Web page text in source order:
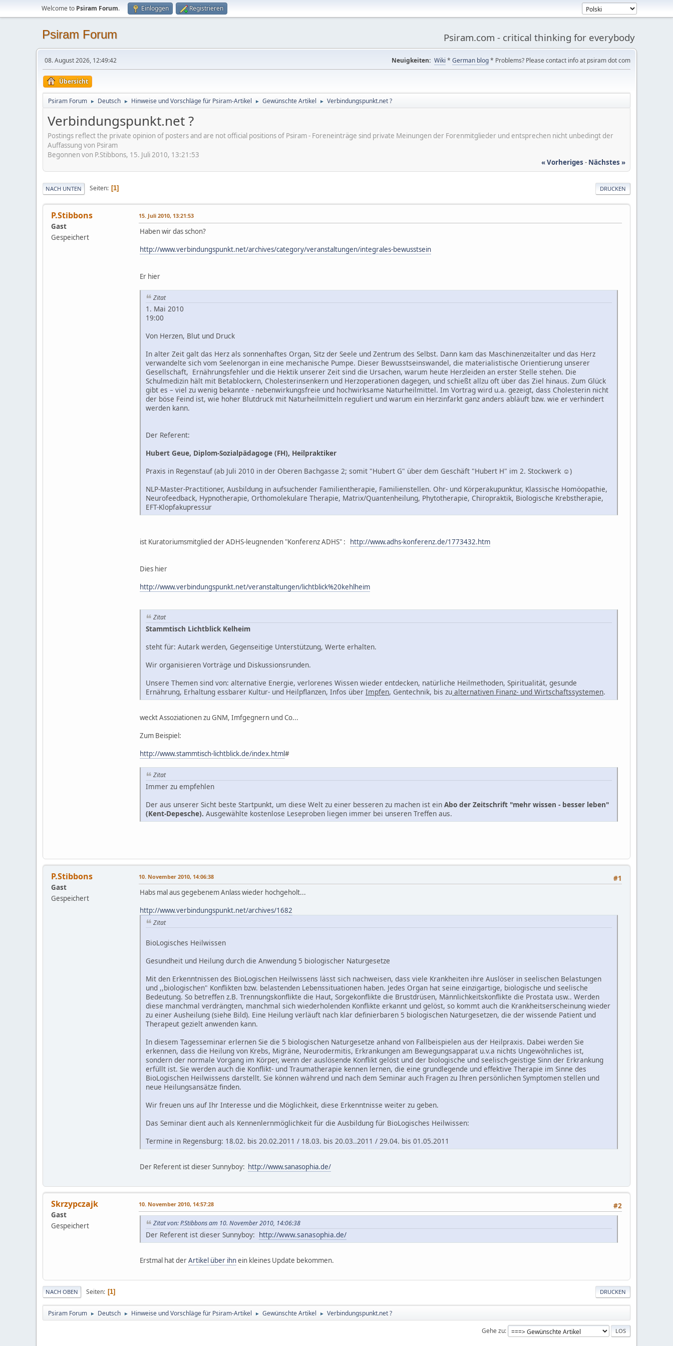
Welcome to Psiram Forum. Einloggen Registrieren
Psiram Forum Psiram.com - critical thinking for everybody
08. August 2026, 12:49:42 Neuigkeiten: Wiki * German blog* Problems? Please contact info at psiram dot com
Übersicht
Psiram Forum ► Deutsch ► Hinweise und Vorschläge für Psiram-Artikel ► Gewünschte Artikel ► Verbindungspunkt.net ?
Verbindungspunkt.net ?
Postings reflect the private opinion of posters and are not official positions of Psiram - Foreneinträge sind private Meinungen der Forenmitglieder und entsprechen nicht unbedingt der
Auffassung von Psiram
Begonnen von P.Stibbons, 15. Juli 2010, 13:21:53
« Vorheriges - Nächstes »
DRUCKEN
NACH UNTEN Seiten 1
P.Stibbons
Gast
Gespeichert
15. Juli 2010, 13:21:53
Haben wir das schon?
http://www.verbindungspunkt.net/archives/category/veranstaltungen/integrales-bewusstsein
Er hier
Zitat
1. Mai 2010
19:00
Von Herzen, Blut und Druck
In alter Zeit galt das Herz als sonnenhaftes Organ, Sitz der Seele und Zentrum des Selbst. Dann kam das Maschinenzeitalter und das Herz
verwandelte sich vom Seelenorgan in eine mechanische Pumpe. Dieser Bewusstseinswandel, die materialistische Orientierung unserer
Gesellschaft, Ernährungsfehler und die Hektik unserer Zeit sind die Ursachen, warum heute Herzleiden an erster Stelle stehen. Die
Schulmedizin hält mit Betablockern, Cholesterinsenkern und Herzoperationen dagegen, und schießt allzu oft über das Ziel hinaus. Zum Glück
gibt es – viel zu wenig bekannte - nebenwirkungsfreie und hochwirksame Naturheilmittel. Im Vortrag wird u.a. gezeigt, dass Cholesterin nicht
der böse Feind ist, wie hoher Blutdruck mit Naturheilmitteln reguliert und warum ein Herzinfarkt ganz anders abläuft bzw. wie er verhindert
werden kann.
Der Referent:
Hubert Geue, Diplom-Sozialpädagoge (FH), Heilpraktiker
Praxis in Regenstauf (ab Juli 2010 in der Oberen Bachgasse 2; somit "Hubert G" über dem Geschäft "Hubert H" im 2. Stockwerk ☺)
NLP-Master-Practitioner, Ausbildung in aufsuchender Familientherapie, Familienstellen. Ohr- und Körperakupunktur, Klassische Homöopathie,
Neurofeedback, Hypnotherapie, Orthomolekulare Therapie, Matrix/Quantenheilung, Phytotherapie, Chiropraktik, Biologische Krebstherapie,
EFT-Klopfakupressur
ist Kuratoriumsmitglied der ADHS-leugnenden "Konferenz ADHS" : http://www.adhs-konferenz.de/1773432.htm
Dies hier
http://www.verbindungspunkt.net/veranstaltungen/lichtblick%20kehlheim
Zitat
Stammtisch Lichtblick Kelheim
steht für: Autark werden, Gegenseitige Unterstützung, Werte erhalten.
Wir organisieren Vorträge und Diskussionsrunden.
Unsere Themen sind von: alternative Energie, verlorenes Wissen wieder entdecken, natürliche Heilmethoden, Spiritualität, gesunde
Ernährung, Erhaltung essbarer Kultur- und Heilpflanzen, Infos über Impfen, Gentechnik, bis zu alternativen Finanz- und Wirtschaftssystemen.
weckt Assoziationen zu GNM, Imfgegnern und Co...
Zum Beispiel:
http://www.stammtisch-lichtblick.de/index.html#
Zitat
Immer zu empfehlen
Der aus unserer Sicht beste Startpunkt, um diese Welt zu einer besseren zu machen ist ein Abo der Zeitschrift "mehr wissen - besser leben"
(Kent-Depesche). Ausgewählte kostenlose Leseproben liegen immer bei unseren Treffen aus.
P.Stibbons
Gast
Gespeichert
#1
10. November 2010, 14:06:38
Habs mal aus gegebenem Anlass wieder hochgeholt...
http://www.verbindungspunkt.net/archives/1682
Zitat
BioLogisches Heilwissen
Gesundheit und Heilung durch die Anwendung 5 biologischer Naturgesetze
Mit den Erkenntnissen des BioLogischen Heilwissens lässt sich nachweisen, dass viele Krankheiten ihre Auslöser in seelischen Belastungen
und ,,biologischen" Konflikten bzw. belastenden Lebenssituationen haben. Jedes Organ hat seine einzigartige, biologische und seelische
Bedeutung. So betreffen z.B. Trennungskonflikte die Haut, Sorgekonflikte die Brustdrüsen, Männlichkeitskonflikte die Prostata usw.. Werden
diese manchmal verdrängten, manchmal sich wiederholenden Konflikte erkannt und gelöst, so kommt auch die Krankheitserscheinung wieder
zu einer Ausheilung (siehe Bild). Eine Heilung verläuft nach klar definierbaren 5 biologischen Naturgesetzen, die der wissende Patient und
Therapeut gezielt anwenden kann.
In diesem Tagesseminar erlernen Sie die 5 biologischen Naturgesetze anhand von Fallbeispielen aus der Heilpraxis. Dabei werden Sie
erkennen, dass die Heilung von Krebs, Migräne, Neurodermitis, Erkrankungen am Bewegungsapparat u.v.a nichts Ungewöhnliches ist,
sondern der normale Vorgang im Körper, wenn der auslösende Konflikt gelöst und der biologische und seelisch-geistige Sinn der Erkrankung
erfüllt ist. Sie werden auch die Konflikt- und Traumatherapie kennen lernen, die eine grundlegende und effektive Therapie im Sinne des
BioLogischen Heilwissens darstellt. Sie können während und nach dem Seminar auch Fragen zu Ihren persönlichen Symptomen stellen und
neue Heilungsansätze finden.
Wir freuen uns auf Ihr Interesse und die Möglichkeit, diese Erkenntnisse weiter zu geben.
Das Seminar dient auch als Kennenlernmöglichkeit für die Ausbildung für BioLogisches Heilwissen:
Termine in Regensburg: 18.02. bis 20.02.2011 / 18.03. bis 20.03..2011 / 29.04. bis 01.05.2011
Der Referent ist dieser Sunnyboy: http://www.sanasophia.de/
Skrzypczajk
Gast
Gespeichert
#2
10. November 2010, 14:57:28
Zitat von: P.Stibbons am 10. November 2010, 14:06:38
Der Referent ist dieser Sunnyboy: http://www.sanasophia.de/
Erstmal hat derArtikel über ihnein kleines Update bekommen.
DRUCKEN
NACH OBEN Seiten 1
Psiram Forum ► Deutsch ► Hinweise und Vorschläge für Psiram-Artikel ► Gewünschte Artikel ► Verbindungspunkt.net ?
Gehe zu